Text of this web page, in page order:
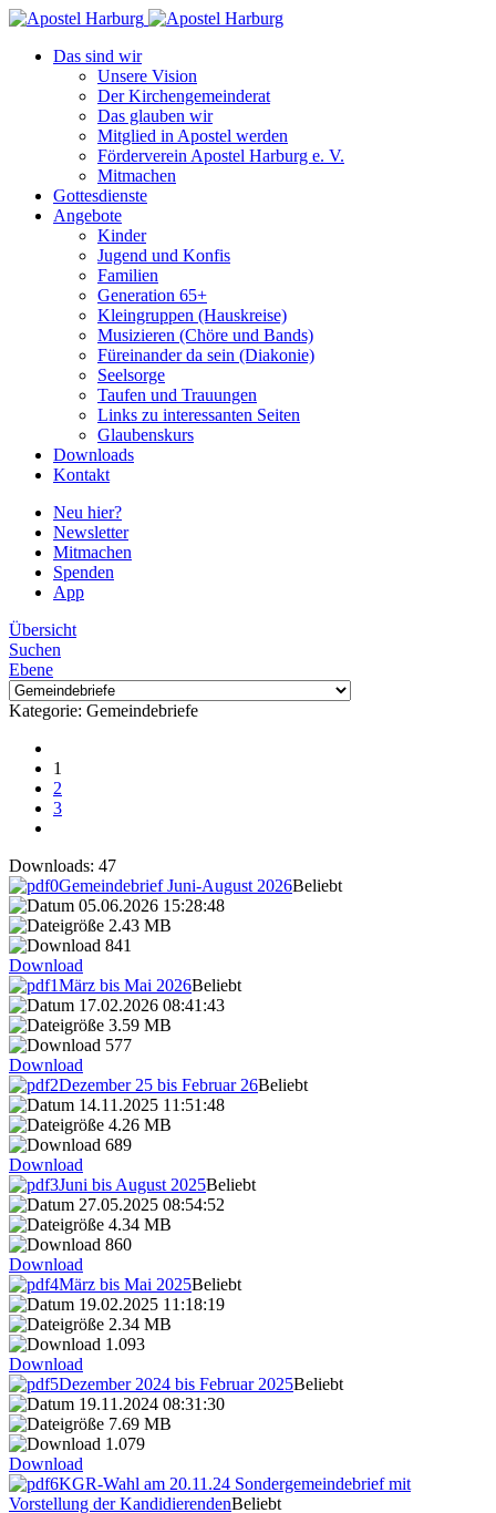
Das sind wir
Unsere Vision
Der Kirchengemeinderat
Das glauben wir
Mitglied in Apostel werden
Förderverein Apostel Harburg e. V.
Mitmachen
Gottesdienste
Angebote
Kinder
Jugend und Konfis
Familien
Generation 65+
Kleingruppen (Hauskreise)
Musizieren (Chöre und Bands)
Füreinander da sein (Diakonie)
Seelsorge
Taufen und Trauungen
Links zu interessanten Seiten
Glaubenskurs
Downloads
Kontakt
Neu hier?
Newsletter
Mitmachen
Spenden
App
Übersicht
Suchen
Ebene
Kategorie: Gemeindebriefe
1
2
3
Downloads: 47
Gemeindebrief Juni-August 2026Beliebt
05.06.2026 15:28:48
2.43 MB
841
Download
März bis Mai 2026Beliebt
17.02.2026 08:41:43
3.59 MB
577
Download
Dezember 25 bis Februar 26Beliebt
14.11.2025 11:51:48
4.26 MB
689
Download
Juni bis August 2025Beliebt
27.05.2025 08:54:52
4.34 MB
860
Download
März bis Mai 2025Beliebt
19.02.2025 11:18:19
2.34 MB
1.093
Download
Dezember 2024 bis Februar 2025Beliebt
19.11.2024 08:31:30
7.69 MB
1.079
Download
KGR-Wahl am 20.11.24 Sondergemeindebrief mit
Vorstellung der KandidierendenBeliebt